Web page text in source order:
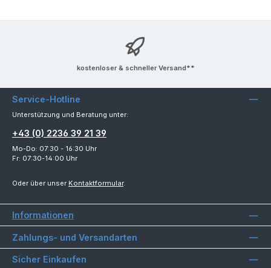
kostenloser & schneller Versand**
Service-Hotline
Unterstützung und Beratung unter:
+43 (0) 2236 39 21 39
Mo-Do: 07:30 - 16:30 Uhr
Fr: 07:30-14:00 Uhr
Oder über unser Kontaktformular.
Informationen
Zahlungs- und Versandarten
Sicher Einkaufen